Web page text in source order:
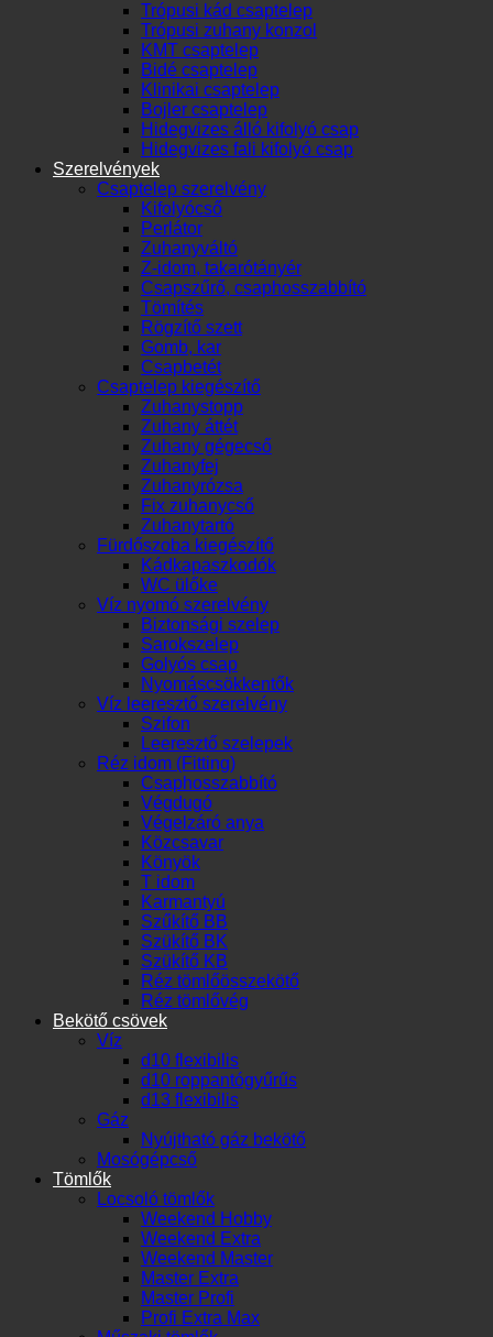
Trópusi kád csaptelep
Trópusi zuhany konzol
KMT csaptelep
Bidé csaptelep
Klinikai csaptelep
Bojler csaptelep
Hidegvizes álló kifolyó csap
Hidegvizes fali kifolyó csap
Szerelvények
Csaptelep szerelvény
Kifolyócső
Perlátor
Zuhanyváltó
Z-idom, takarótányér
Csapszűrő, csaphosszabbító
Tömítés
Rögzítő szett
Gomb, kar
Csapbetét
Csaptelep kiegészítő
Zuhanystopp
Zuhany áttét
Zuhany gégecső
Zuhanyfej
Zuhanyrózsa
Fix zuhanycső
Zuhanytartó
Fürdőszoba kiegészítő
Kádkapaszkodók
WC ülőke
Víz nyomó szerelvény
Biztonsági szelep
Sarokszelep
Golyós csap
Nyomáscsökkentők
Víz leeresztő szerelvény
Szifon
Leeresztő szelepek
Réz idom (Fitting)
Csaphosszabbító
Végdugó
Végelzáró anya
Közcsavar
Könyök
T idom
Karmantyú
Szűkítő BB
Szükítő BK
Szükítő KB
Réz tömlőösszekötő
Réz tömlővég
Bekötő csövek
Víz
d10 flexibilis
d10 roppantógyűrűs
d13 flexibilis
Gáz
Nyújtható gáz bekötő
Mosógépcső
Tömlők
Locsoló tömlők
Weekend Hobby
Weekend Extra
Weekend Master
Master Extra
Master Profi
Profi Extra Max